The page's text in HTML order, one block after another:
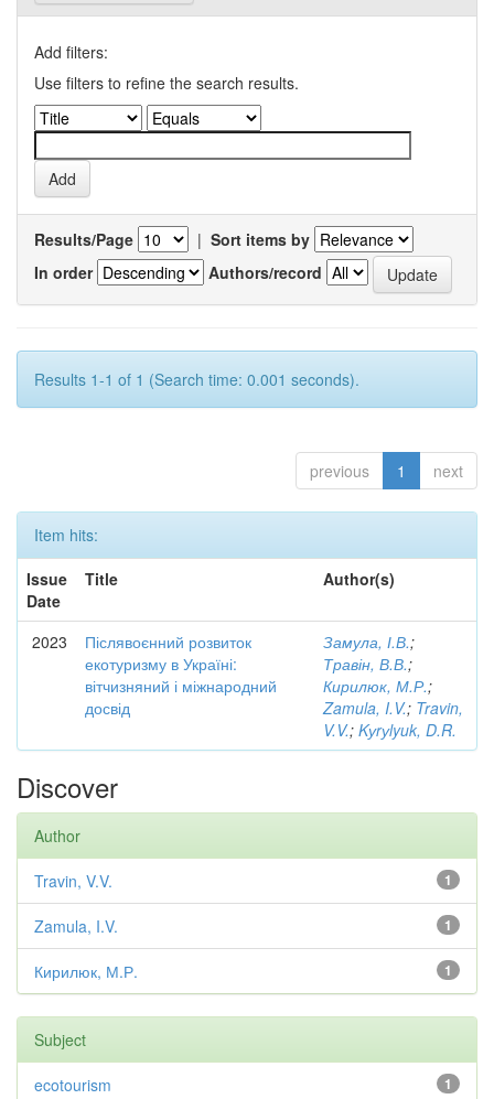
Add filters:
Use filters to refine the search results.
Results/Page | Sort items by
In order
Authors/record
Results 1-1 of 1 (Search time: 0.001 seconds).
previous 1 next
Item hits:
Issue
Date
Title Author(s)
2023
Післявоєнний розвиток
екотуризму в Україні:
вітчизняний і міжнародний
досвід
Замула, І.В.;
Травін, В.В.;
Кирилюк, М.Р.;
Zamula, I.V.; Travin,
V.V.; Kуrуlyuk, D.R.
Discover
Author
1
Travin, V.V.
1
Zamula, I.V.
1
Кирилюк, М.Р.
Subject
1
ecotourism